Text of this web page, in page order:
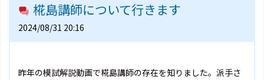
椛島講師について行きます
2024/08/31 20:16
昨年の模試解説動画で椛島講師の存在を知りました。派手さ